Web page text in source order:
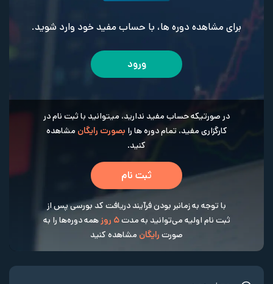
برای مشاهده دوره ها، با حساب مفید خود وارد شوید.
ورود
در صورتیکه حساب مفید ندارید، میتوانید با ثبت نام در
کارگزاری مفید، تمام دوره ها را بصورت رایگان مشاهده
کنید.
ثبت نام
با توجه به زمانبر بودن فرآیند دریافت کد بورسی پس از
ثبت نام اولیه می‌توانید به مدت5 روز
همه دوره‌ها را به
صورت رایگان مشاهده کنید